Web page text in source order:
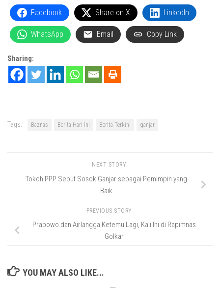
Facebook Share on X LinkedIn
WhatsApp Email Copy Link
Sharing:
Tags: Baznas Berita Hari Ini Berita Terkini ganjar
NEXT STORY
Tokoh PPP Sebut Sosok Ganjar sebagai Pemimpin yang
Baik
PREVIOUS STORY
Prabowo dan Airlangga Ketemu Lagi, Kali Ini di Rapimnas
Golkar
YOU MAY ALSO LIKE...